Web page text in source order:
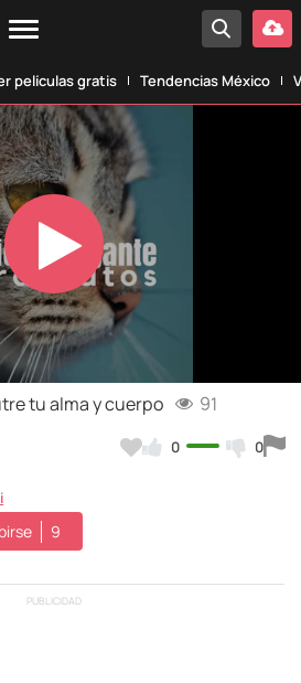
películas gratis Tendencias México
Play
Video
tu alma y cuerpo 91
0 0
9
PUBLICIDAD